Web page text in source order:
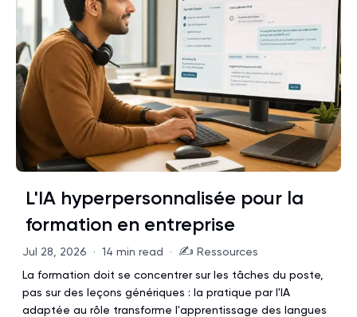
L'IA hyperpersonnalisée pour la
formation en entreprise
Jul 28, 2026 · 14 min read · ✍️ Ressources
La formation doit se concentrer sur les tâches du poste,
pas sur des leçons génériques : la pratique par l'IA
adaptée au rôle transforme l'apprentissage des langues